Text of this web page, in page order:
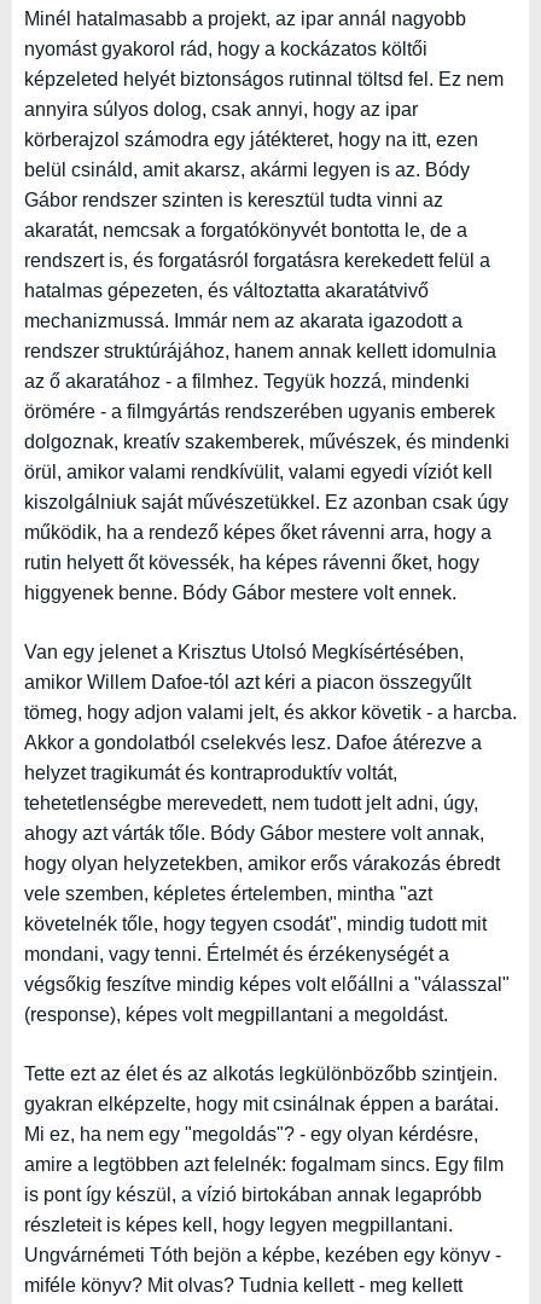
Minél hatalmasabb a projekt, az ipar annál nagyobb
nyomást gyakorol rád, hogy a kockázatos költői
képzeleted helyét biztonságos rutinnal töltsd fel. Ez nem
annyira súlyos dolog, csak annyi, hogy az ipar
körberajzol számodra egy játékteret, hogy na itt, ezen
belül csináld, amit akarsz, akármi legyen is az. Bódy
Gábor rendszer szinten is keresztül tudta vinni az
akaratát, nemcsak a forgatókönyvét bontotta le, de a
rendszert is, és forgatásról forgatásra kerekedett felül a
hatalmas gépezeten, és változtatta akaratátvivő
mechanizmussá. Immár nem az akarata igazodott a
rendszer struktúrájához, hanem annak kellett idomulnia
az ő akaratához - a filmhez. Tegyük hozzá, mindenki
örömére - a filmgyártás rendszerében ugyanis emberek
dolgoznak, kreatív szakemberek, művészek, és mindenki
örül, amikor valami rendkívülit, valami egyedi víziót kell
kiszolgálniuk saját művészetükkel. Ez azonban csak úgy
működik, ha a rendező képes őket rávenni arra, hogy a
rutin helyett őt kövessék, ha képes rávenni őket, hogy
higgyenek benne. Bódy Gábor mestere volt ennek.
Van egy jelenet a Krisztus Utolsó Megkísértésében,
amikor Willem Dafoe-tól azt kéri a piacon összegyűlt
tömeg, hogy adjon valami jelt, és akkor követik - a harcba.
Akkor a gondolatból cselekvés lesz. Dafoe átérezve a
helyzet tragikumát és kontraproduktív voltát,
tehetetlenségbe merevedett, nem tudott jelt adni, úgy,
ahogy azt várták tőle. Bódy Gábor mestere volt annak,
hogy olyan helyzetekben, amikor erős várakozás ébredt
vele szemben, képletes értelemben, mintha "azt
követelnék tőle, hogy tegyen csodát", mindig tudott mit
mondani, vagy tenni. Értelmét és érzékenységét a
végsőkig feszítve mindig képes volt előállni a "válasszal"
(response), képes volt megpillantani a megoldást.
Tette ezt az élet és az alkotás legkülönbözőbb szintjein.
gyakran elképzelte, hogy mit csinálnak éppen a barátai.
Mi ez, ha nem egy "megoldás"? - egy olyan kérdésre,
amire a legtöbben azt felelnék: fogalmam sincs. Egy film
is pont így készül, a vízió birtokában annak legapróbb
részleteit is képes kell, hogy legyen megpillantani.
Ungvárnémeti Tóth bejön a képbe, kezében egy könyv -
miféle könyv? Mit olvas? Tudnia kellett - meg kellett